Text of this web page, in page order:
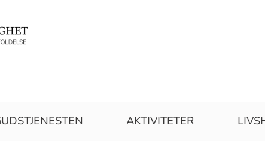
AKTIVITETER